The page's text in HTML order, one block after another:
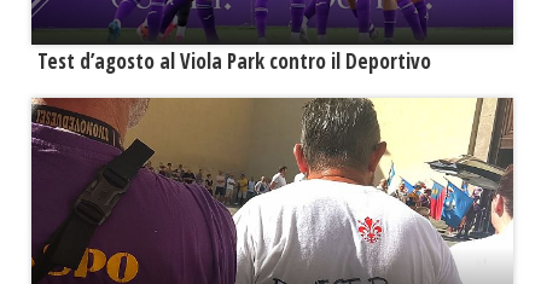
Test d’agosto al Viola Park contro il Deportivo